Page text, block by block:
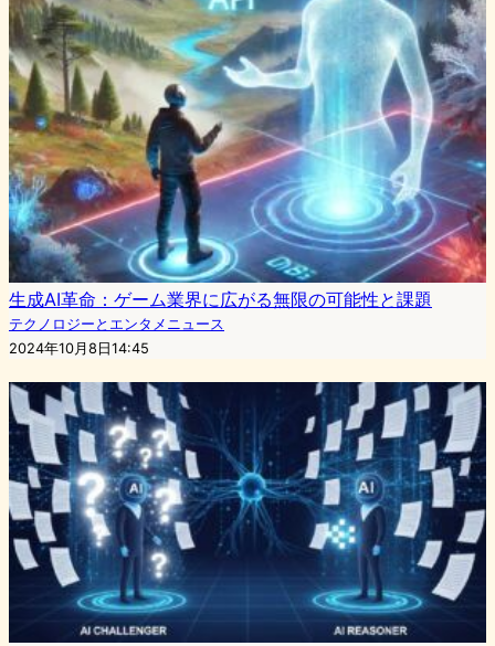
生成AI革命：ゲーム業界に広がる無限の可能性と課題
テクノロジーとエンタメニュース
2024年10月8日14:45